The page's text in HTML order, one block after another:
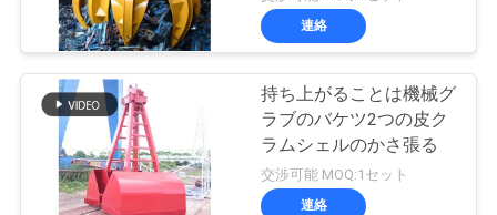
連絡
持ち上がることは機械グ
ラブのバケツ2つの皮ク
ラムシェルのかさ張る
交渉可能 MOQ:1セット
連絡